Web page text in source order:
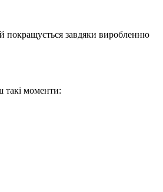
покращується завдяки виробленню
такі моменти: